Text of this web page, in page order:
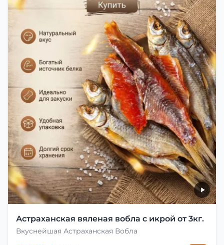
Астраханская вяленая вобла с икрой от 3кг.
Вкуснейшая Астраханская Вобла